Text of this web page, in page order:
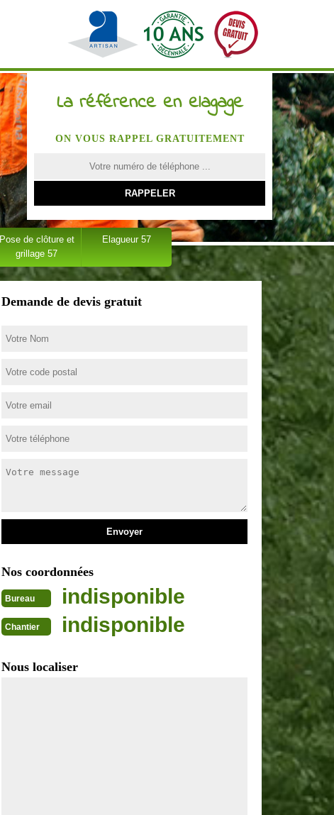
La référence en elagage
ON VOUS RAPPEL GRATUITEMENT
Pose de clôture et
grillage 57
Elagueur 57
Demande de devis gratuit
Nos coordonnées
Bureau indisponible
Chantier indisponible
Nous localiser